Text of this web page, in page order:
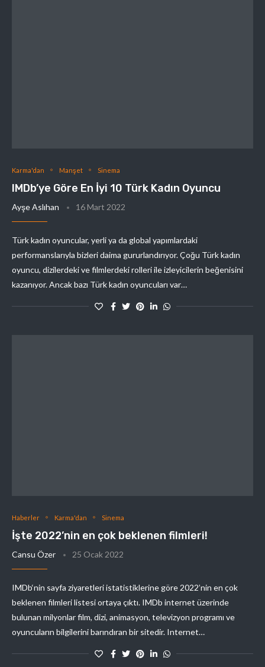
Karma'dan Manşet Sinema
IMDb’ye Göre En İyi 10 Türk Kadın Oyuncu
Ayşe Aslıhan 16 Mart 2022
Türk kadın oyuncular, yerli ya da global yapımlardaki
performanslarıyla bizleri daima gururlandırıyor. Çoğu Türk kadın
oyuncu, dizilerdeki ve filmlerdeki rolleri ile izleyicilerin beğenisini
kazanıyor. Ancak bazı Türk kadın oyuncuları var…
Haberler Karma'dan Sinema
İşte 2022’nin en çok beklenen filmleri!
Cansu Özer 25 Ocak 2022
IMDb‘nin sayfa ziyaretleri istatistiklerine göre 2022’nin en çok
beklenen filmleri listesi ortaya çıktı. IMDb internet üzerinde
bulunan milyonlar film, dizi, animasyon, televizyon programı ve
oyuncuların bilgilerini barındıran bir sitedir. Internet…